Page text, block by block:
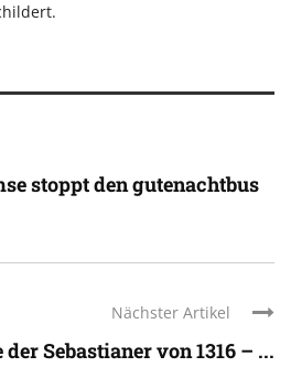
stoppt den gutenachtbus
Nächster Artikel
Sebastianer von 1316 – ...